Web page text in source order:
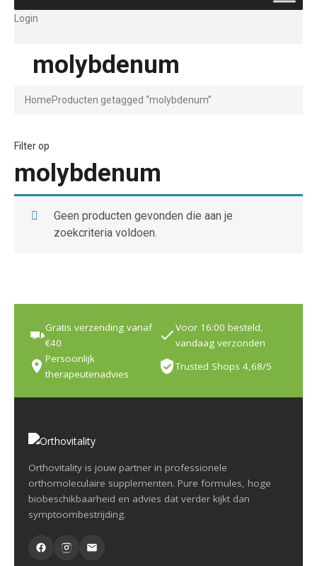
Login
molybdenum
HomeProducten getagged “molybdenum”
Filter op
molybdenum
Geen producten gevonden die aan je
zoekcriteria voldoen.
Gratis verzending vanaf
€40
Voor 16:00 besteld,
vandaag verzonden
Persoonlijk
therapeutenadvies
Trusted Shops 4,68/5
Orthovitality is jouw partner in professionele
orthomoleculaire supplementen. Pure formules, hoge
biobeschikbaarheid en advies dat verder kijkt dan
symptoombestrijding.